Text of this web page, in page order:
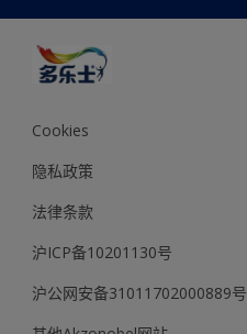
绿色工厂
抖音官方旗舰店
创意灵感
装修建议
可持续发展
多乐士2025年度色彩 - 金盏黄
颜色准确性
Cookies
隐私政策
法律条款
沪ICP备10201130号
沪公网安备31011702000889号